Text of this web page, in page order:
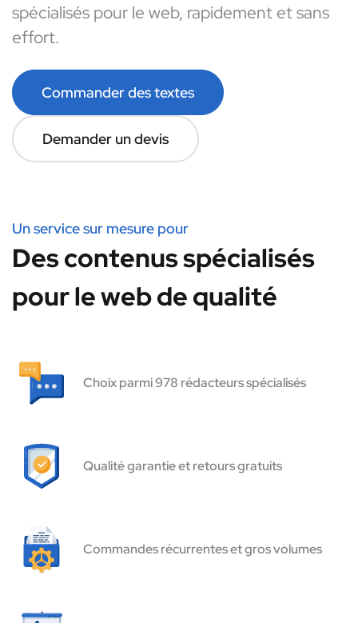
spécialisés pour le web, rapidement et sans
effort.
Commander des textes
Demander un devis
Un service sur mesure pour
Des contenus spécialisés
pour le web de qualité
Choix parmi 978 rédacteurs spécialisés
Qualité garantie et retours gratuits
Commandes récurrentes et gros volumes